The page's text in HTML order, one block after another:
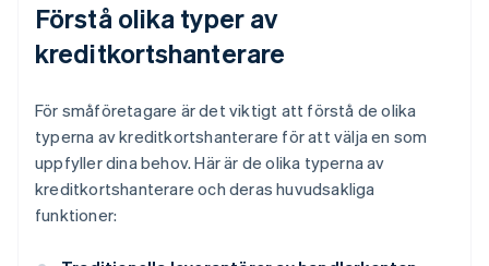
Förstå olika typer av
kreditkortshanterare
För småföretagare är det viktigt att förstå de olika
typerna av kreditkortshanterare för att välja en som
uppfyller dina behov. Här är de olika typerna av
kreditkortshanterare och deras huvudsakliga
funktioner: